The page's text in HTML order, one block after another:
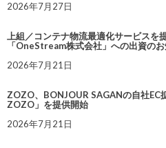
2026年7月27日
上組／コンテナ物流最適化サービスを
「OneStream株式会社」への出資の
2026年7月21日
ZOZO、BONJOUR SAGANの自社
ZOZO」を提供開始
2026年7月21日